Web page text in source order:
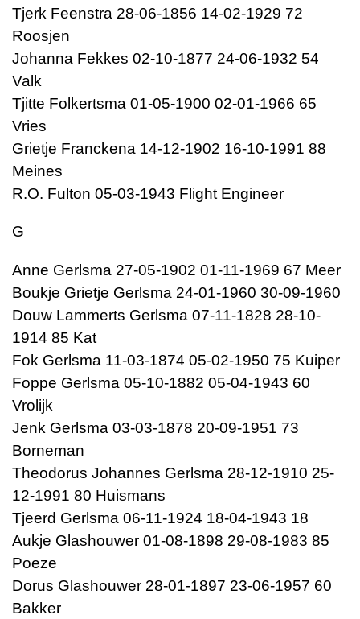
Tjerk Feenstra 28-06-1856 14-02-1929 72
Roosjen
Johanna Fekkes 02-10-1877 24-06-1932 54
Valk
Tjitte Folkertsma 01-05-1900 02-01-1966 65
Vries
Grietje Franckena 14-12-1902 16-10-1991 88
Meines
R.O. Fulton 05-03-1943 Flight Engineer
G
Anne Gerlsma 27-05-1902 01-11-1969 67 Meer
Boukje Grietje Gerlsma 24-01-1960 30-09-1960
Douw Lammerts Gerlsma 07-11-1828 28-10-
1914 85 Kat
Fok Gerlsma 11-03-1874 05-02-1950 75 Kuiper
Foppe Gerlsma 05-10-1882 05-04-1943 60
Vrolijk
Jenk Gerlsma 03-03-1878 20-09-1951 73
Borneman
Theodorus Johannes Gerlsma 28-12-1910 25-
12-1991 80 Huismans
Tjeerd Gerlsma 06-11-1924 18-04-1943 18
Aukje Glashouwer 01-08-1898 29-08-1983 85
Poeze
Dorus Glashouwer 28-01-1897 23-06-1957 60
Bakker